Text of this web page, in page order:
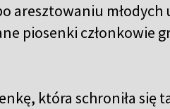
aresztowaniu młodych
piosenki członkowie
która schroniła się